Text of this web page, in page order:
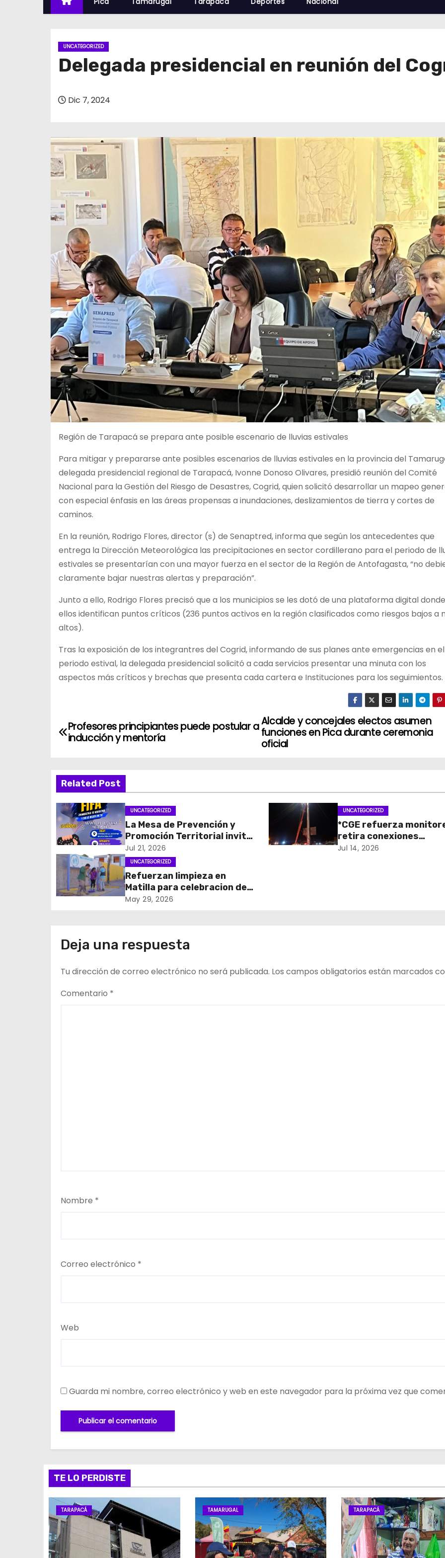
UNCATEGORIZED
Delegada presidencial en reunión del
Dic 7, 2024
Región de Tarapacá se prepara ante posible escenario de lluvias estivales
Para mitigar y prepararse ante posibles escenarios de lluvias estivales en la provincia del
delegada presidencial regional de Tarapacá, Ivonne Donoso Olivares, presidió reunión del Comité
Nacional para la Gestión del Riesgo de Desastres, Cogrid, quien solicitó desarrollar un mapeo
con especial énfasis en las áreas propensas a inundaciones, deslizamientos de tierra y cortes de
caminos.
En la reunión, Rodrigo Flores, director (s) de Senaptred, informa que según los antecedentes que
entrega la Dirección Meteorológica las precipitaciones en sector cordillerano para el periodo de
estivales se presentarían con una mayor fuerza en el sector de la Región de Antofagasta, “no
claramente bajar nuestras alertas y preparación”.
Junto a ello, Rodrigo Flores precisó que a los municipios se les dotó de una plataforma digital donde
ellos identifican puntos críticos (236 puntos activos en la región clasificados como riesgos bajos a
altos).
Tras la exposición de los integrantres del Cogrid, informando de sus planes ante emergencias en el
periodo estival, la delegada presidencial solicitó a cada servicios presentar una minuta con los
aspectos más críticos y brechas que presenta cada cartera e Instituciones para los seguimientos.
N
e
g
a
c
i
ó
e
e
n
Alcalde y concejales electos asumen
funciones en Pica durante ceremonia
oficial
Profesores principiantes puede postular a
inducción y mentoría
Related Post
UNCATEGORIZED
La Mesa de Prevención y
Promoción Territorial invita
un entretenido Torneo de
FIFA
Jul 21, 2026
UNCATEGORIZED
*CGE refuerza
retira conexiones
irregulares en casco
Jul 14, 2026
UNCATEGORIZED
Refuerzan limpieza en
Matilla para celebracion de
San Antonio
May 29, 2026
Deja una respuesta
Tu dirección de correo electrónico no será publicada. Los campos obligatorios están marcados
Comentario *
Nombre *
Correo electrónico *
Web
Guarda mi nombre, correo electrónico y web en este navegador para la próxima vez que
TE LO PERDISTE
TARAPACÁ TAMARUGAL TARAPACÁ